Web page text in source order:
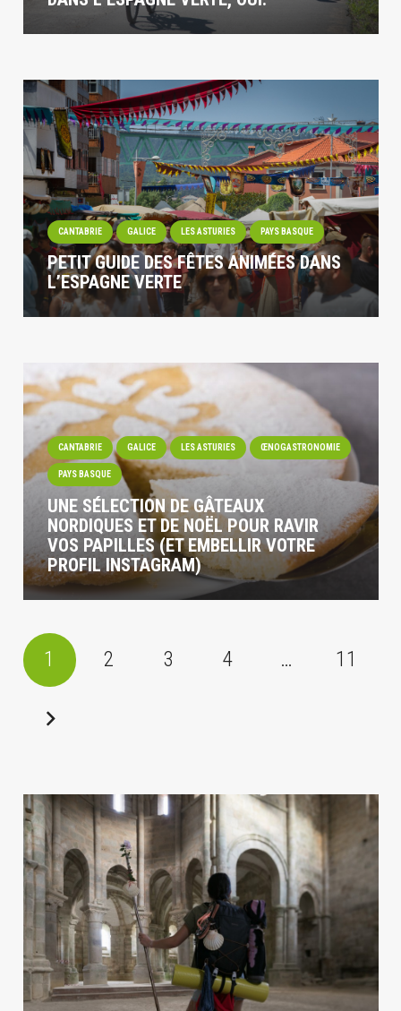
CANTABRIE GALICE LES ASTURIES PAYS BASQUE
PETIT GUIDE DES FÊTES ANIMÉES DANS
L’ESPAGNE VERTE
CANTABRIE GALICE LES ASTURIES ŒNOGASTRONOMIE
PAYS BASQUE
UNE SÉLECTION DE GÂTEAUX
NORDIQUES ET DE NOËL POUR RAVIR
VOS PAPILLES (ET EMBELLIR VOTRE
PROFIL INSTAGRAM)
1 2 3 4 … 11